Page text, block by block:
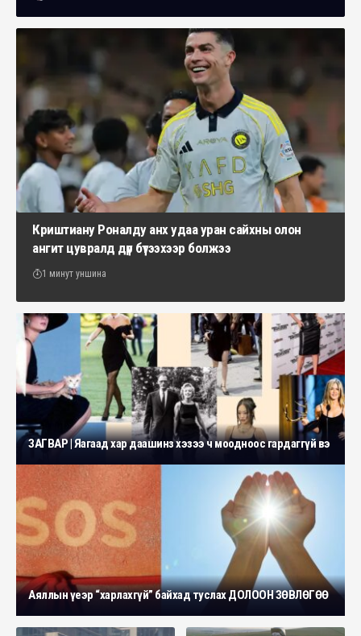
Криштиану Роналду анх удаа уран сайхны олон
ангит цувралд дүр бүтээхээр болжээ
1 минут уншина
ЗАГВАР | Яагаад хар даашинз хэзээ ч моодноос гардаггүй вэ
Аяллын үеэр “харлахгүй” байхад туслах ДОЛООН ЗӨВЛӨГӨӨ